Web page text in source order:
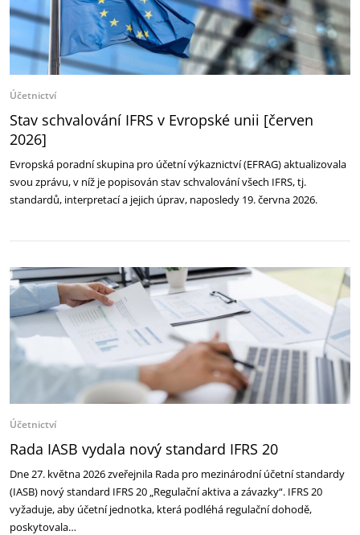
Účetnictví
Stav schvalování IFRS v Evropské unii [červen
2026]
Evropská poradní skupina pro účetní výkaznictví (EFRAG) aktualizovala
svou zprávu, v níž je popisován stav schvalování všech IFRS, tj.
standardů, interpretací a jejich úprav, naposledy 19. června 2026.
Účetnictví
Rada IASB vydala nový standard IFRS 20
Dne 27. května 2026 zveřejnila Rada pro mezinárodní účetní standardy
(IASB) nový standard IFRS 20 „Regulační aktiva a závazky“. IFRS 20
vyžaduje, aby účetní jednotka, která podléhá regulační dohodě,
poskytovala…